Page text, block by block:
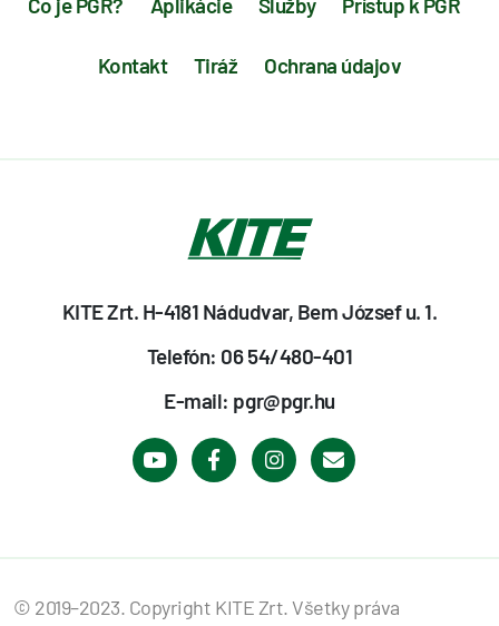
Kontakt Tiráž Ochrana údajov
KITE Zrt. H-4181 Nádudvar, Bem József u. 1.
Telefón: 06 54/480-401
E-mail: pgr@pgr.hu
© 2019–2023. Copyright KITE Zrt. Všetky práva